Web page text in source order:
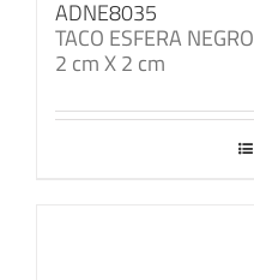
ADNE8035
TACO ESFERA NEGRO
2 cm X 2 cm